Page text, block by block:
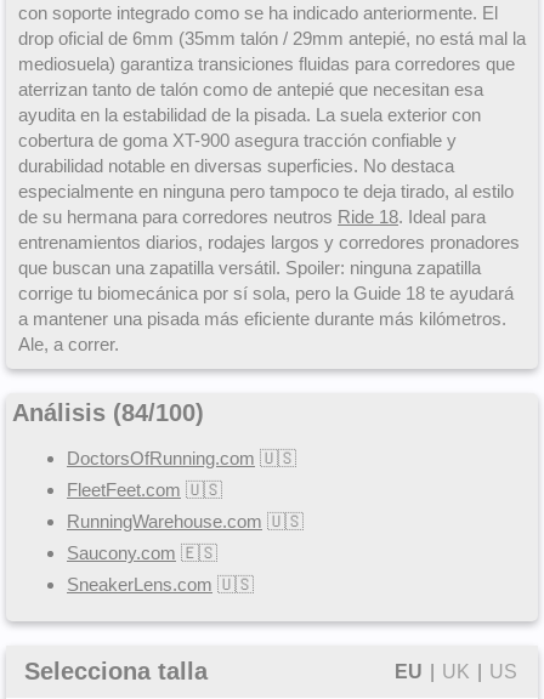
con soporte integrado como se ha indicado anteriormente. El
drop oficial de 6mm (35mm talón / 29mm antepié, no está mal la
mediosuela) garantiza transiciones fluidas para corredores que
aterrizan tanto de talón como de antepié que necesitan esa
ayudita en la estabilidad de la pisada. La suela exterior con
cobertura de goma XT-900 asegura tracción confiable y
durabilidad notable en diversas superficies. No destaca
especialmente en ninguna pero tampoco te deja tirado, al estilo
de su hermana para corredores neutros Ride 18. Ideal para
entrenamientos diarios, rodajes largos y corredores pronadores
que buscan una zapatilla versátil. Spoiler: ninguna zapatilla
corrige tu biomecánica por sí sola, pero la Guide 18 te ayudará
a mantener una pisada más eficiente durante más kilómetros.
Ale, a correr.
Análisis (84/100)
DoctorsOfRunning.com 🇺🇸
FleetFeet.com 🇺🇸
RunningWarehouse.com 🇺🇸
Saucony.com 🇪🇸
SneakerLens.com 🇺🇸
Selecciona talla EU UK US